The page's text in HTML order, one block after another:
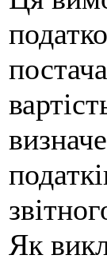
Як